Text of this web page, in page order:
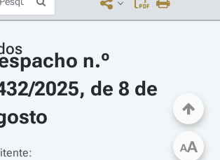
n.º
2025, de 8 de
AA